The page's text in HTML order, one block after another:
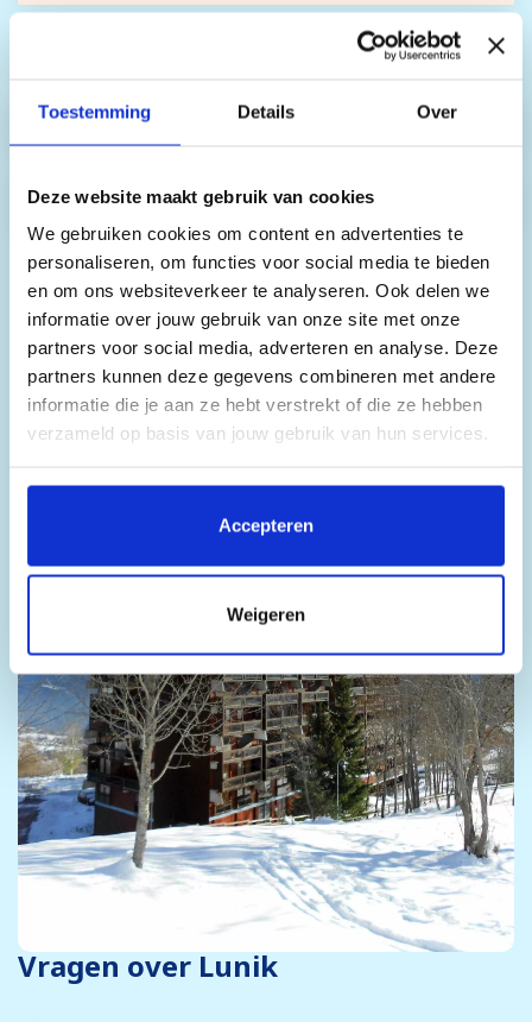
Toestemming Details Over
Deze website maakt gebruik van cookies
We gebruiken cookies om content en advertenties te
personaliseren, om functies voor social media te bieden
en om ons websiteverkeer te analyseren. Ook delen we
informatie over jouw gebruik van onze site met onze
partners voor social media, adverteren en analyse. Deze
partners kunnen deze gegevens combineren met andere
informatie die je aan ze hebt verstrekt of die ze hebben
verzameld op basis van jouw gebruik van hun services.
Door op 'Accepteren' te klikken, stem je in met het
plaatsen van alle cookies. Klik op 'Details' voor een
cookies je wilt toestaan. Je kunt je voorkeuren op elk
moment wijzigen of je toestemming intrekken.
Accepteren
Weigeren
Snowboardhuur
Busvervoer
Vragen over Lunik